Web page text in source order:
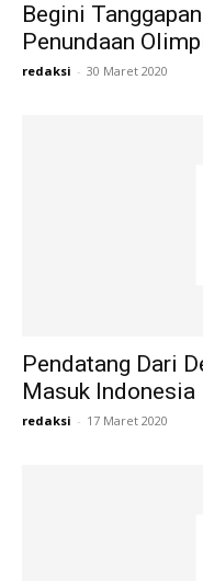
Begini
Penundaan
redaksi - 30 Maret 2020
Pendatang Dari
Masuk Indonesia
redaksi - 17 Maret 2020